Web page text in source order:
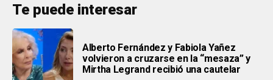
Te puede interesar
Alberto Fernández y Fabiola Yañez
volvieron a cruzarse en la “mesaza” y
Mirtha Legrand recibió una cautelar